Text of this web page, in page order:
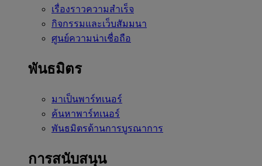
เรื่องราวความสำเร็จ
กิจกรรมและเว็บสัมมนา
ศูนย์ความน่าเชื่อถือ
พันธมิตร
มาเป็นพาร์ทเนอร์
ค้นหาพาร์ทเนอร์
พันธมิตรด้านการบูรณาการ
การสนับสนุน